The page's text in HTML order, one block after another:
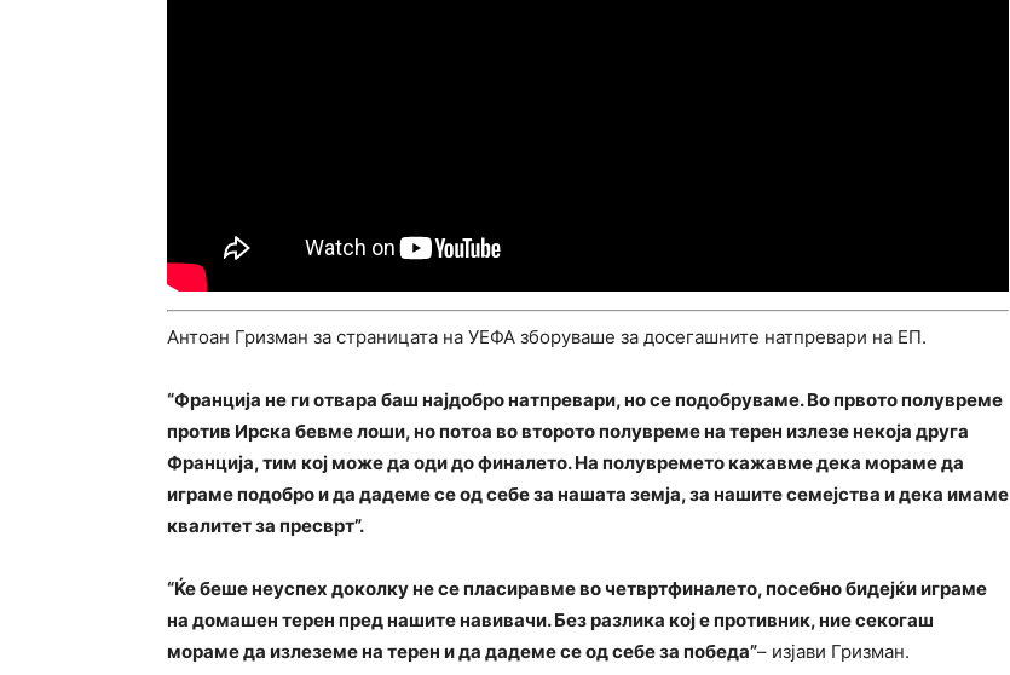
Антоан Гризман за страницата на УЕФА зборуваше за досегашните натпревари на ЕП.
“Франција не ги отвара баш најдобро натпревари, но се подобруваме. Во првото полувреме
против Ирска бевме лоши, но потоа во второто полувреме на терен излезе некоја друга
Франција, тим кој може да оди до финалето. На полувремето кажавме дека мораме да
играме подобро и да дадеме се од себе за нашата земја, за нашите семејства и дека имаме
квалитет за пресврт”.
“Ќе беше неуспех доколку не се пласиравме во четвртфиналето, посебно бидејќи играме
на домашен терен пред нашите навивачи. Без разлика кој е противник, ние секогаш
мораме да излеземе на терен и да дадеме се од себе за победа”– изјави Гризман.